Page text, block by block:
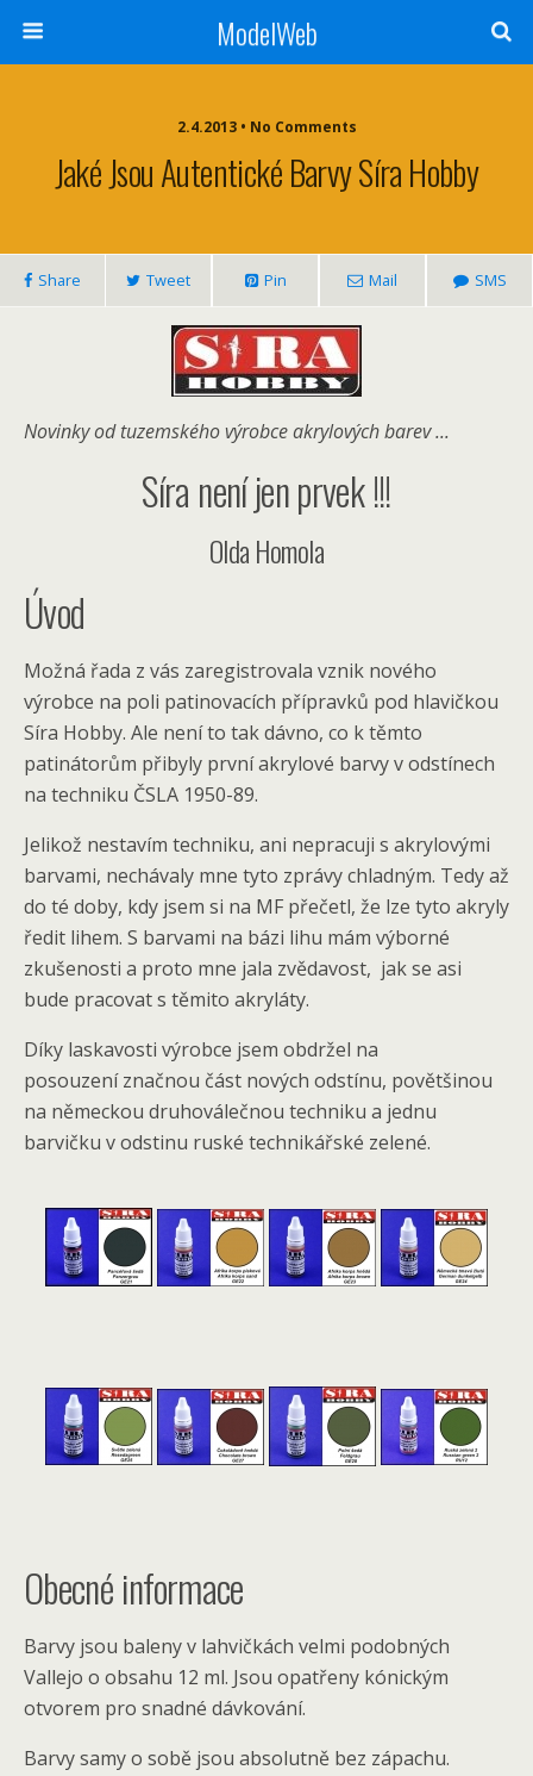
ModelWeb
2.4.2013 • No Comments
Jaké Jsou Autentické Barvy Síra Hobby
Share Tweet Pin Mail SMS
Novinky od tuzemského výrobce akrylových barev ...
Síra není jen prvek !!!
Olda Homola
Úvod
Možná řada z vás zaregistrovala vznik nového
výrobce na poli patinovacích přípravků pod hlavičkou
Síra Hobby. Ale není to tak dávno, co k těmto
patinátorům přibyly první akrylové barvy v odstínech
na techniku ČSLA 1950-89.
Jelikož nestavím techniku, ani nepracuji s akrylovými
barvami, nechávaly mne tyto zprávy chladným. Tedy až
do té doby, kdy jsem si na MF přečetl, že lze tyto akryly
ředit lihem. S barvami na bázi lihu mám výborné
zkušenosti a proto mne jala zvědavost, jak se asi
bude pracovat s těmito akryláty.
Díky laskavosti výrobce jsem obdržel na
posouzení značnou část nových odstínu, povětšinou
na německou druhoválečnou techniku a jednu
barvičku v odstinu ruské technikářské zelené.
Obecné informace
Barvy jsou baleny v lahvičkách velmi podobných
Vallejo o obsahu 12 ml. Jsou opatřeny kónickým
otvorem pro snadné dávkování.
Barvy samy o sobě jsou absolutně bez zápachu.